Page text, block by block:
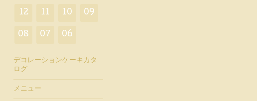
12 11 10 09
08 07 06
デコレーションケーキカタ
ログ
メニュー